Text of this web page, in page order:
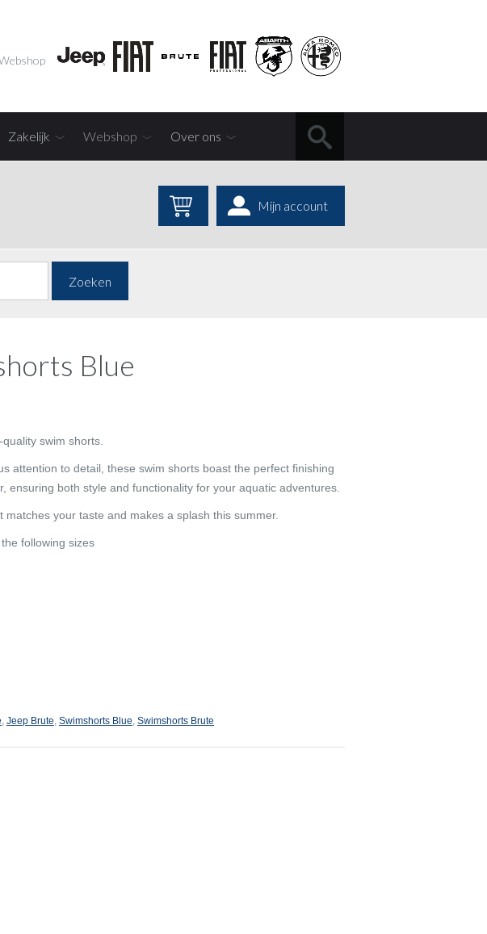
Zakelijk Webshop Over ons
Mijn account
Zoeken
Blue
swim shorts.
attention to detail, these swim shorts boast the perfect finishing
ensuring both style and functionality for your aquatic adventures.
your taste and makes a splash this summer.
following sizes
Jeep Brute Swimshorts Blue Swimshorts Brute